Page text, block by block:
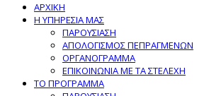
ΑΡΧΙΚΗ
Η ΥΠΗΡΕΣΙΑ ΜΑΣ
ΠΑΡΟΥΣΙΑΣΗ
ΑΠΟΛΟΓΙΣΜΟΣ ΠΕΠΡΑΓΜΕΝΩΝ
ΟΡΓΑΝΟΓΡΑΜΜΑ
ΕΠΙΚΟΙΝΩΝΙΑ ΜΕ ΤΑ ΣΤΕΛΕΧΗ
ΤΟ ΠΡΟΓΡΑΜΜΑ